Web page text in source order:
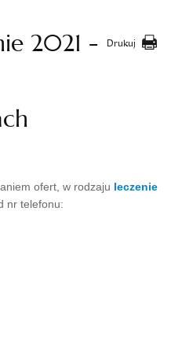
Drukuj
2021 -
ofert, w rodzaju leczenie
nr telefonu: